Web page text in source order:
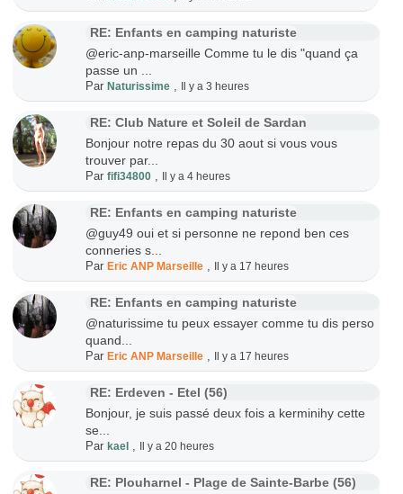
RE: Enfants en camping naturiste
@eric-anp-marseille Comme tu le dis "quand ça
passe un ...
ParNaturissime Il y a 3 heures
RE: Club Nature et Soleil de Sardan
Bonjour notre repas du 30 aout si vous vous
trouver par...
Parfifi34800 Il y a 4 heures
RE: Enfants en camping naturiste
@guy49 oui et si personne ne repond ben ces
conneries s...
ParEric ANP Marseille Il y a 17 heures
RE: Enfants en camping naturiste
@naturissime tu peux essayer comme tu dis perso
quand...
ParEric ANP Marseille Il y a 17 heures
RE: Erdeven - Etel (56)
Bonjour, je suis passé deux fois a kerminihy cette
se...
Parkael Il y a 20 heures
RE: Plouharnel - Plage de Sainte-Barbe (56)